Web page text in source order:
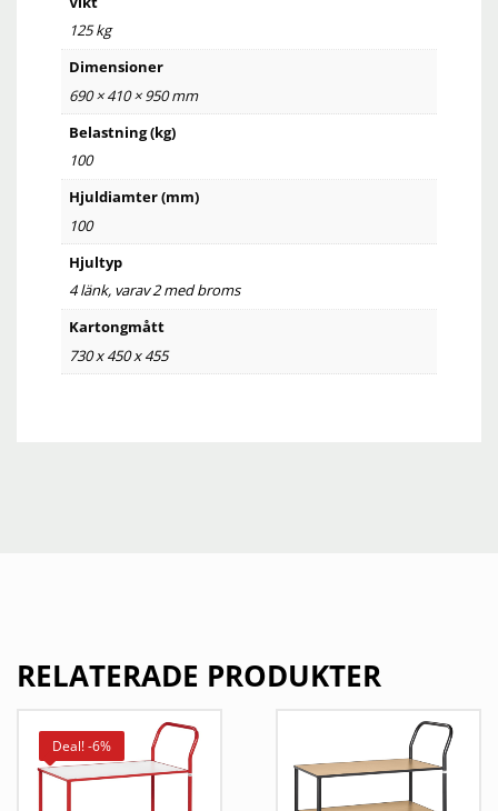
125 kg
Dimensioner
690 × 410 × 950 mm
Belastning (kg)
100
Hjuldiamter (mm)
100
Hjultyp
4 länk, varav 2 med broms
Kartongmått
730 x 450 x 455
RELATERADE PRODUKTER
Deal! -6%